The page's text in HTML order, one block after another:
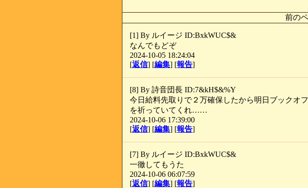
前の
[1] By ルイージ ID:BxkWUC$&
なんでもどぞ
2024-10-05 18:24:04
[返信] [編集] [報告]
[8] By 詩音団長 ID:7&kH$&%Y
今日給料先取りで２万確保したから明日ブックオ
を祈っていてくれ……
2024-10-06 17:39:00
[返信] [編集] [報告]
[7] By ルイージ ID:BxkWUC$&
一徹してもうた
2024-10-06 06:07:59
[返信] [編集] [報告]